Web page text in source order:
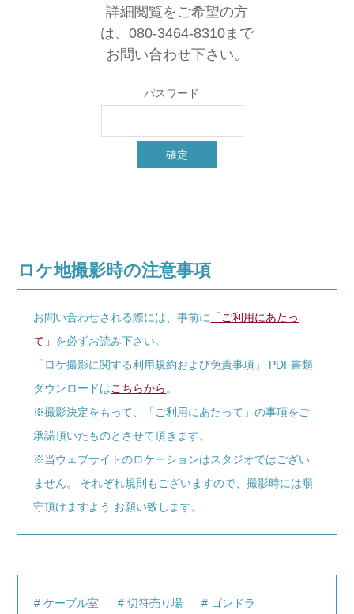
詳細閲覧をご希望の方
は、080-3464-8310まで
お問い合わせ下さい。
パスワード
ロケ地撮影時の注意事項
お問い合わせされる際には、事前に 「ご利用にあたっ
て」 を必ずお読み下さい。
「ロケ撮影に関する利用規約および免責事項」 PDF書類
ダウンロードはこちらから。
※撮影決定をもって、「ご利用にあたって」の事項をご
承諾頂いたものとさせて頂きます。
※当ウェブサイトのロケーションはスタジオではござい
ません。 それぞれ規則もございますので、撮影時には順
守頂けますよう お願い致します。
ケーブル室 切符売り場 ゴンドラ